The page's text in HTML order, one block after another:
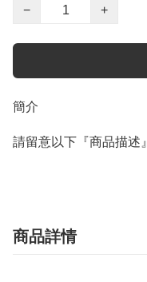
−
+
簡介
請留意以下『商品描述』
商品詳情